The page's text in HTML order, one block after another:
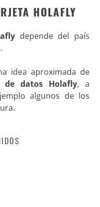
HOLAFLY
depende del país
idea aproximada de
de datos Holafly, a
algunos de los